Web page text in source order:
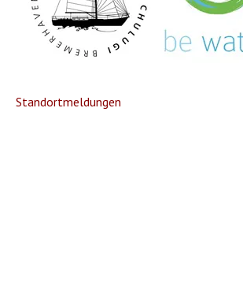
Standortmeldungen